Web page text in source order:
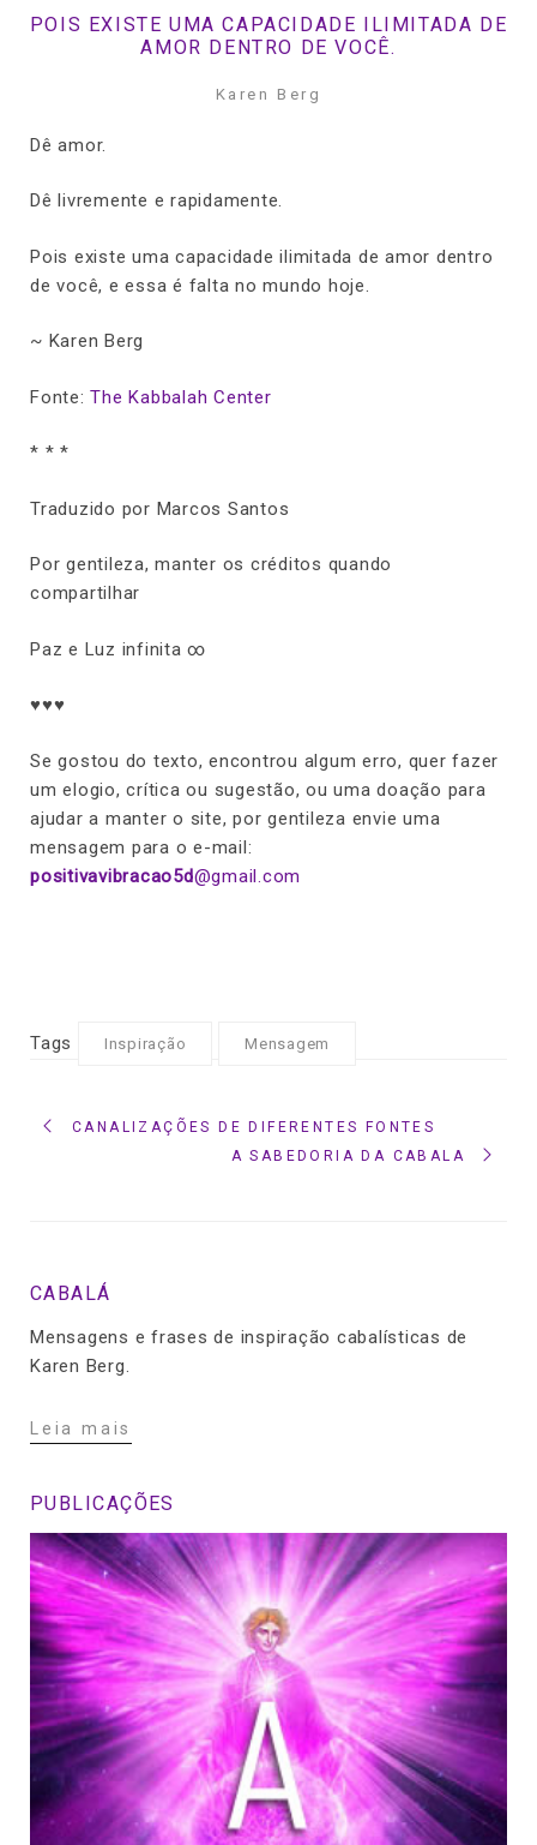
POIS EXISTE UMA CAPACIDADE ILIMITADA DE
AMOR DENTRO DE VOCÊ.
Karen Berg
Dê amor.
Dê livremente e rapidamente.
Pois existe uma capacidade ilimitada de amor dentro
de você, e essa é falta no mundo hoje.
~ Karen Berg
Fonte:The Kabbalah Center
* * *
Traduzido por Marcos Santos
Por gentileza, manter os créditos quando
compartilhar
Paz e Luz infinita ∞
♥♥♥
Se gostou do texto, encontrou algum erro, quer fazer
um elogio, crítica ou sugestão, ou uma doação para
ajudar a manter o site, por gentileza envie uma
mensagem para o e-mail:
positivavibracao5d@gmail.com
Tags Inspiração Mensagem
CANALIZAÇÕES DE DIFERENTES FONTES
A SABEDORIA DA CABALA
CABALÁ
Mensagens e frases de inspiração cabalísticas de
Karen Berg.
Leia mais
PUBLICAÇÕES